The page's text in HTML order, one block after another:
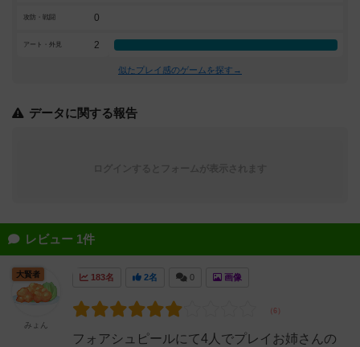
攻防・戦闘 0
アート・外見 2
似たプレイ感のゲームを探す→
データに関する報告
レビュー 1件
183名 2名 0 画像
フォアシュピールにて4人でプレイお姉さんの
大賢者
みょん